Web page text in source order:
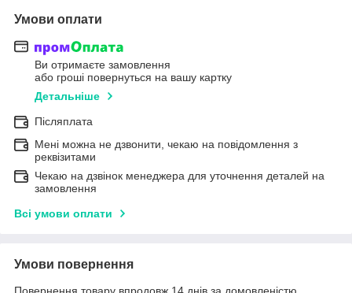
Умови оплати
Ви отримаєте замовлення
або гроші повернуться на вашу картку
Детальніше
Післяплата
Мені можна не дзвонити, чекаю на повідомлення з
реквізитами
Чекаю на дзвінок менеджера для уточнення деталей на
замовлення
Всі умови оплати
Умови повернення